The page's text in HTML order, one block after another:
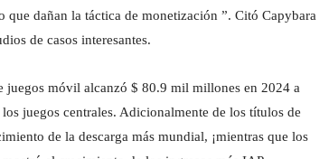
que dañan la táctica de monetización ”. Citó Capybara
de casos interesantes.
juegos móvil alcanzó $ 80.9 mil millones en 2024 a
juegos centrales. Adicionalmente de los títulos de
de la descarga más mundial, ¡mientras que los